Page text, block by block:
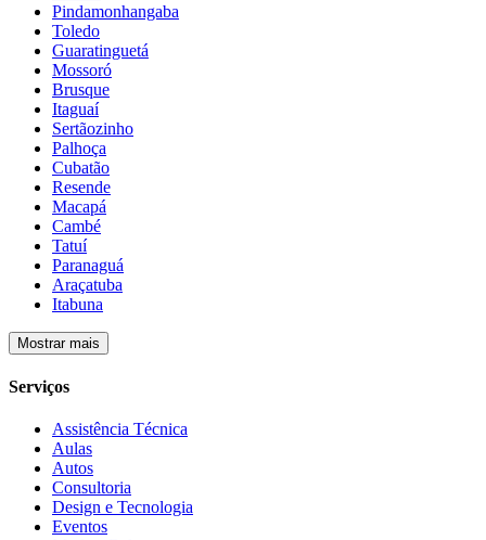
Pindamonhangaba
Toledo
Guaratinguetá
Mossoró
Brusque
Itaguaí
Sertãozinho
Palhoça
Cubatão
Resende
Macapá
Cambé
Tatuí
Paranaguá
Araçatuba
Itabuna
Mostrar mais
Serviços
Assistência Técnica
Aulas
Autos
Consultoria
Design e Tecnologia
Eventos